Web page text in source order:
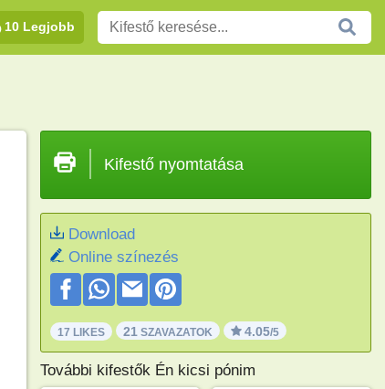
10 Legjobb
Kifestő nyomtatása
Download
Online színezés
17 LIKES 21 SZAVAZATOK 4.05/5
További kifestők Én kicsi pónim